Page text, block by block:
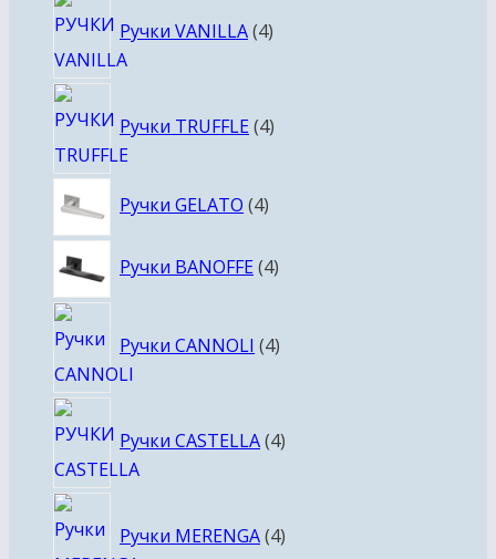
Ручки VANILLA 4товара
Ручки TRUFFLE 4товара
Ручки GELATO 44
Ручки BANOFFE 44
Ручки CANNOLI 4товара
Ручки CASTELLA 4товара
Ручки MERENGA 4товара